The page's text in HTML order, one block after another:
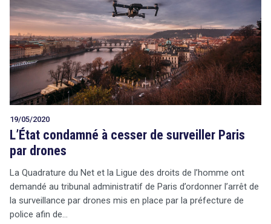
19/05/2020
L’État condamné à cesser de surveiller Paris
par drones
La Quadrature du Net et la Ligue des droits de l’homme ont
demandé au tribunal administratif de Paris d’ordonner l’arrêt de
la surveillance par drones mis en place par la préfecture de
police afin de…